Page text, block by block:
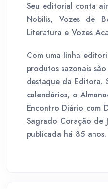
Seu editorial conta
Nobilis, Vozes de
Literatura e Vozes
Com uma linha
produtos sazonais
destaque da Editora.
calendários, o
Encontro Diário com
Sagrado Coração de
publicada há 85 anos.